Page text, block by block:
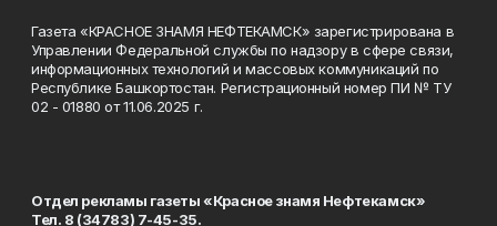
Газета «КРАСНОЕ ЗНАМЯ НЕФТЕКАМСК» зарегистрирована в
Управлении Федеральной службы по надзору в сфере связи,
информационных технологий и массовых коммуникаций по
Республике Башкортостан. Регистрационный номер ПИ № ТУ
02 - 01880 от 11.06.2025 г.
Отдел рекламы газеты «Красное знамя Нефтекамск»
Тел. 8 (34783) 7-45-35.